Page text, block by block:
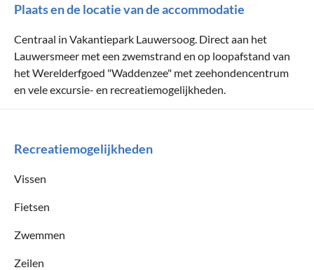
Plaats en de locatie van de accommodatie
Centraal in Vakantiepark Lauwersoog. Direct aan het
Lauwersmeer met een zwemstrand en op loopafstand van
het Werelderfgoed "Waddenzee" met zeehondencentrum
en vele excursie- en recreatiemogelijkheden.
Recreatiemogelijkheden
Vissen
Fietsen
Zwemmen
Zeilen